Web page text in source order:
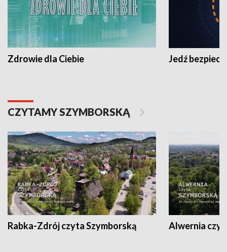
Zdrowie dla Ciebie Jedź
CZYTAMY SZYMBORSKĄ
Rabka-Zdrój czyta Szymborską Alwernia